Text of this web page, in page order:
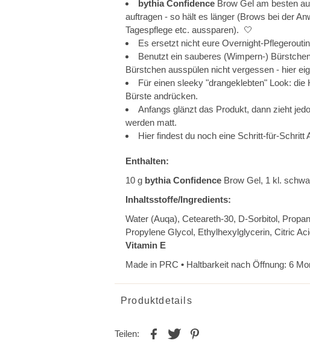
bythia Confidence Brow Gel am besten
auftragen - so hält es länger (Brows bei der
Tagespflege etc. aussparen). 🤍
Es ersetzt nicht eure Overnight-
Benutzt ein sauberes (Wimpern-)
Bürstchen ausspülen nicht vergessen - hier
Für einen sleeky "drangeklebten" Look:
Bürste andrücken.
Anfangs glänzt das Produkt, dann zieht
werden matt.
Hier findest du noch eine Schritt-für-Schritt
Enthalten:
10 g bythia Confidence Brow Gel, 1 kl.
Inhaltsstoffe/Ingredients:
Water (Auqa), Ceteareth-30, D-Sorbitol,
Propylene Glycol, Ethylhexylglycerin, Citric
Vitamin E
Made in PRC • Haltbarkeit nach Öffnung: 6
Produktdetails
Teilen: